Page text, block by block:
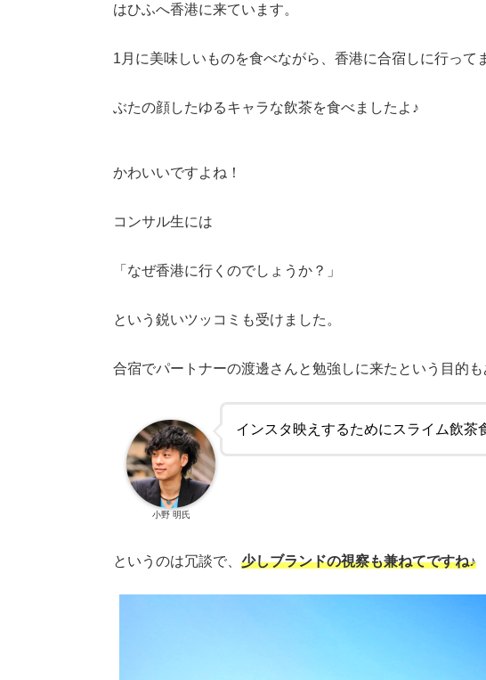
はひふへ香港に来ています。
1月に美味しいものを食べながら、香港に合宿しに行って
ぶたの顔したゆるキャラな飲茶を食べましたよ♪
かわいいですよね！
コンサル生には
「なぜ香港に行くのでしょうか？」
という鋭いツッコミも受けました。
合宿でパートナーの渡邊さんと勉強しに来たという目的
インスタ映えするためにスライム飲茶
小野 明氏
というのは冗談で、 少しブランドの視察も兼ねてですね♪